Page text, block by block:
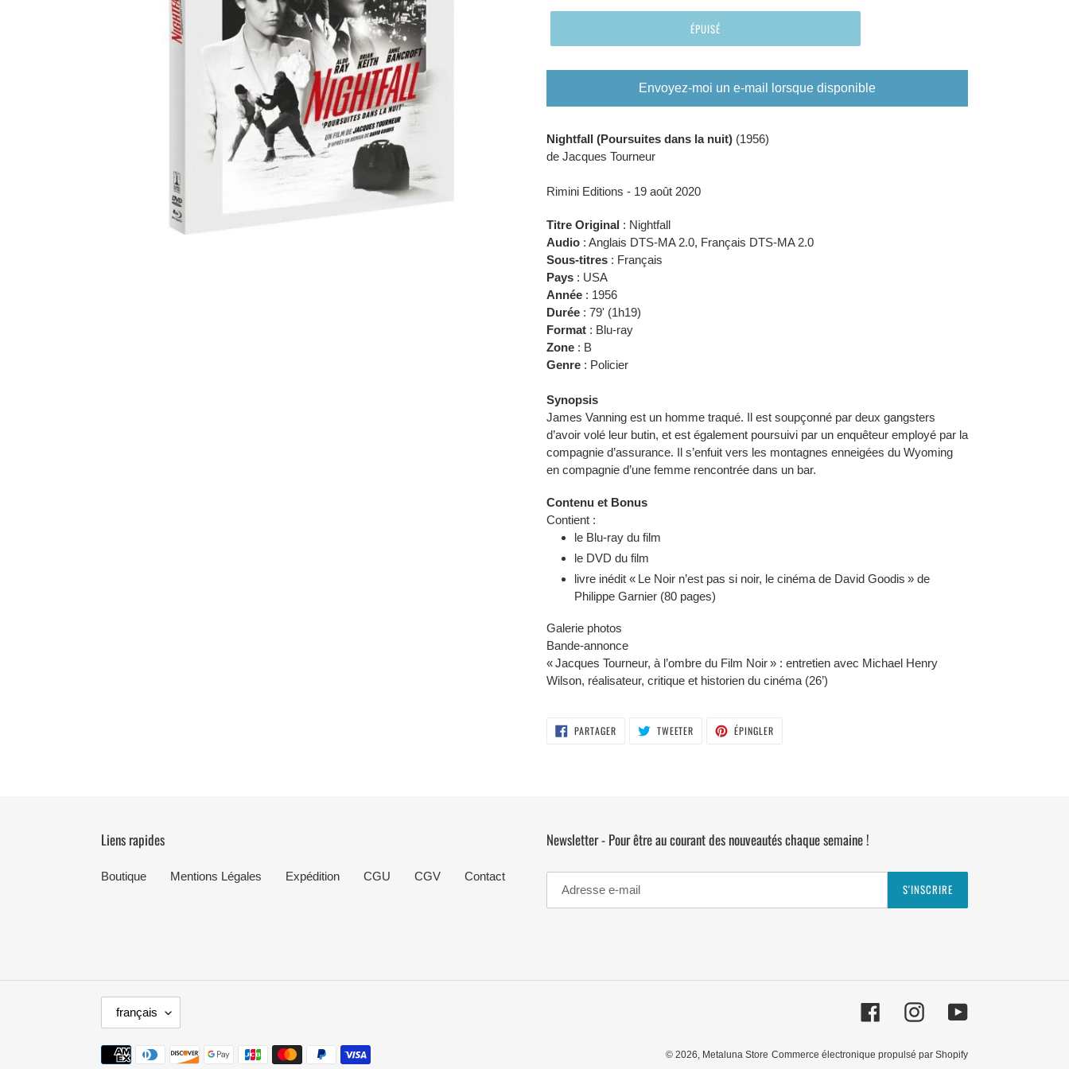
ÉPUISÉ
Envoyez-moi un e-mail lorsque disponible
d'un
produit
votre
Nightfall (Poursuites dans la nuit) (1956)
de Jacques Tourneur
Rimini Editions - 19 août 2020
Titre Original : Nightfall
Audio : Anglais DTS-MA 2.0, Français DTS-MA 2.0
Sous-titres : Français
Pays : USA
Année : 1956
Durée : 79' (1h19)
Format : Blu-ray
Zone : B
Genre : Policier
Synopsis
James Vanning est un homme traqué. Il est soupçonné par deux gangsters
d’avoir volé leur butin, et est également poursuivi par un enquêteur employé par la
compagnie d’assurance. Il s’enfuit vers les montagnes enneigées du Wyoming
en compagnie d’une femme rencontrée dans un bar.
Contenu et Bonus
Contient :
le Blu-ray du film
le DVD du film
livre inédit « Le Noir n’est pas si noir, le cinéma de David Goodis » de
Philippe Garnier (80 pages)
Galerie photos
Bande-annonce
« Jacques Tourneur, à l’ombre du Film Noir » : entretien avec Michael Henry
Wilson, réalisateur, critique et historien du cinéma (26’)
PARTAGERPARTAGER
SUR
TWEETER TWEETER ÉPINGLER
Liens rapides
Boutique Mentions Légales Expédition CGU CGV Contact
Newsletter - Pour être au courant des nouveautés chaque semaine !
S'INSCRIRE
L
A
N
G
français FacebookInstagramYouTube
Moyens
© 2026, Metaluna Store Commerce électronique propulsé par Shopify